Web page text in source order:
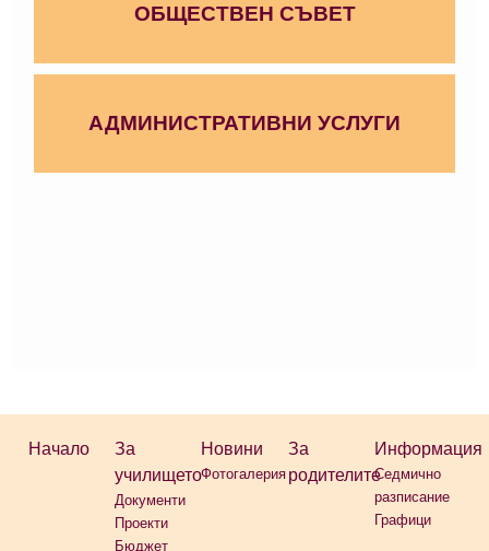
ОБЩЕСТВЕН СЪВЕТ
АДМИНИСТРАТИВНИ УСЛУГИ
Начало
За
училището
Документи
Проекти
Бюджет
Новини
Фотогалерия
За
родителите
Информация
Седмично
разписание
Графици